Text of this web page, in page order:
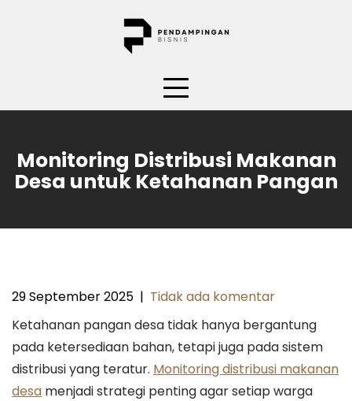
Monitoring Distribusi Makanan
Desa untuk Ketahanan Pangan
29 September 2025 | Tidak ada komentar
Ketahanan pangan desa tidak hanya bergantung
pada ketersediaan bahan, tetapi juga pada sistem
distribusi yang teratur. Monitoring distribusi makanan
desa menjadi strategi penting agar setiap warga